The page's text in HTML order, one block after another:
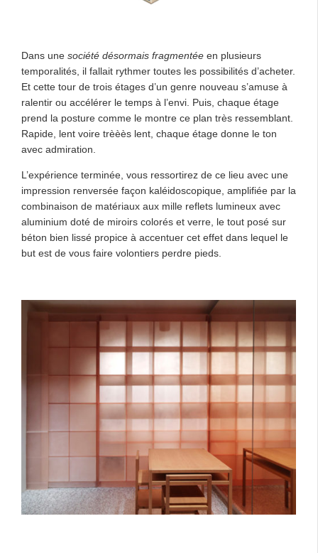
Dans une société désormais fragmentée en plusieurs
temporalités, il fallait rythmer toutes les possibilités d’acheter.
Et cette tour de trois étages d’un genre nouveau s’amuse à
ralentir ou accélérer le temps à l’envi. Puis, chaque étage
prend la posture comme le montre ce plan très ressemblant.
Rapide, lent voire trèèès lent, chaque étage donne le ton
avec admiration.
L’expérience terminée, vous ressortirez de ce lieu avec une
impression renversée façon kaléidoscopique, amplifiée par la
combinaison de matériaux aux mille reflets lumineux avec
aluminium doté de miroirs colorés et verre, le tout posé sur
béton bien lissé propice à accentuer cet effet dans lequel le
but est de vous faire volontiers perdre pieds.